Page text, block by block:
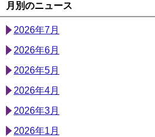
月別のニュース
2026年7月
2026年6月
2026年5月
2026年4月
2026年3月
2026年1月